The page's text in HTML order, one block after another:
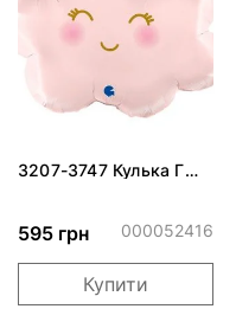
3207-3747 Кулька Г
595 грн 000052416
Купити